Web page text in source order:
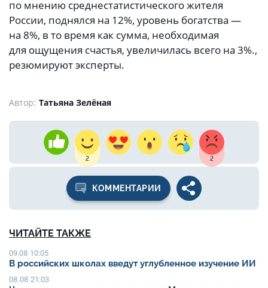
по мнению среднестатистического жителя
России, поднялся на 12%, уровень богатства —
на 8%, в то время как сумма, необходимая
для ощущения счастья, увеличилась всего на 3%.,
резюмируют эксперты.
Автор: Татьяна Зелёная
2 2
КОММЕНТАРИИ
ЧИТАЙТЕ ТАКЖЕ
09.08 10:05
В российских школах введут углубленное изучение ИИ
08.08 21:03